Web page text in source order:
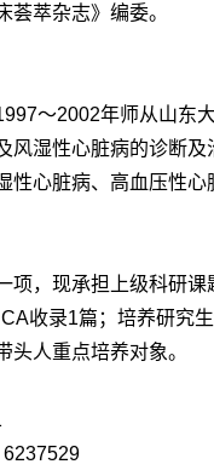
萃杂志》编委。
～2002年师从山东
风湿性心脏病的诊断
性心脏病、高血压性
项，现承担上级科研
收录1篇；培养研究
人重点培养对象。